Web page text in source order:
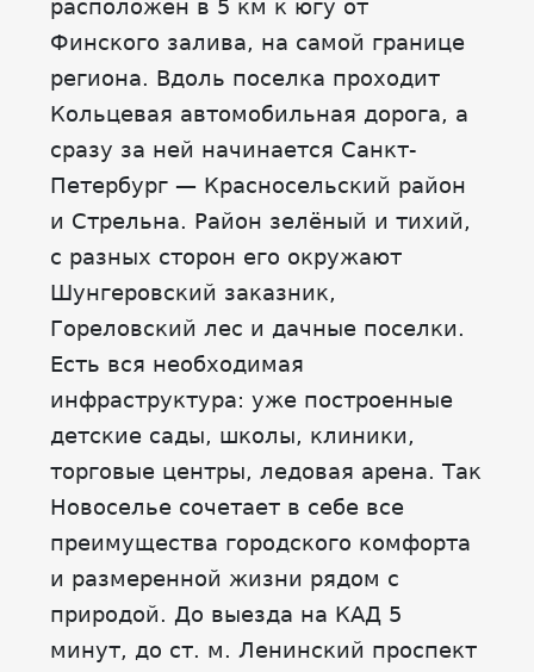
расположен в 5 км к югу от
Финского залива, на самой границе
региона. Вдоль поселка проходит
Кольцевая автомобильная дорога, а
сразу за ней начинается Санкт-
Петербург — Красносельский район
и Стрельна. Район зелёный и тихий,
с разных сторон его окружают
Шунгеровский заказник,
Гореловский лес и дачные поселки.
Есть вся необходимая
инфраструктура: уже построенные
детские сады, школы, клиники,
торговые центры, ледовая арена. Так
Новоселье сочетает в себе все
преимущества городского комфорта
и размеренной жизни рядом с
природой. До выезда на КАД 5
минут, до ст. м. Ленинский проспект